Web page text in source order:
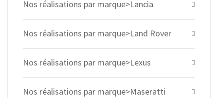
Nos réalisations par marque>Lancia
Nos réalisations par marque>Land Rover
Nos réalisations par marque>Lexus
Nos réalisations par marque>Maseratti